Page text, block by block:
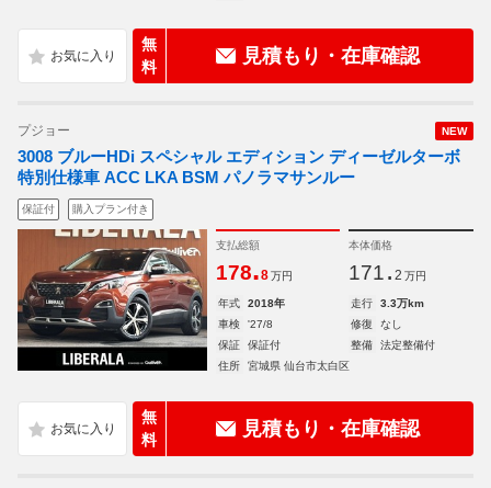
無
料
見積もり・在庫確認
NEW
プジョー
3008 ブルーHDi スペシャル エディション ディーゼルターボ
特別仕様車 ACC LKA BSM パノラマサンルー
保証付 購入プラン付き
支払総額
178.8 万円
本体価格
171. 2 万円
年式 2018年 走行
3.3万km
車検
'27/8 修復
なし
保証
保証付 整備
法定整備付
住所
宮城県 仙台市太白区
無
料
見積もり・在庫確認